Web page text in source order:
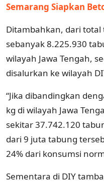
Semarang Siapkan
Ditambahkan, dari
sebanyak 8.225.930
wilayah Jawa Tengah,
disalurkan ke wilayah
“Jika dibandingkan
kg di wilayah Jawa
sekitar 37.742.120
dari 9 juta tabung
24% dari konsumsi
Sementara di DIY